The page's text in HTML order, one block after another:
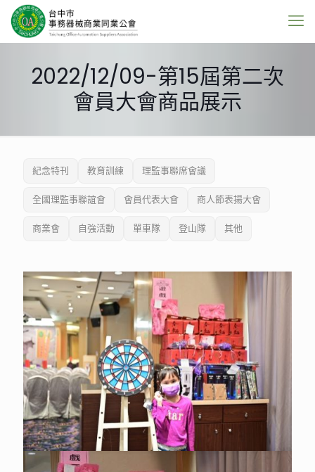
2022/12/09-第15屆第二次
會員大會商品展示
紀念特刊 教育訓練 理監事聯席會議
全國理監事聯誼會 會員代表大會 商人節表揚大會
商業會 自強活動 單車隊 登山隊 其他